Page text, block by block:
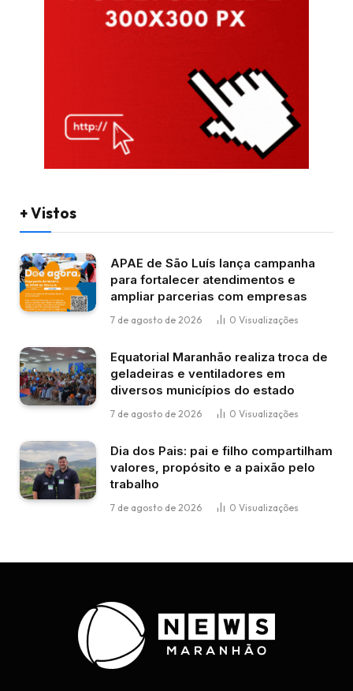
+ Vistos
APAE de São Luís lança campanha
para fortalecer atendimentos e
ampliar parcerias com empresas
7 de agosto de 2026 0 Visualizações
Equatorial Maranhão realiza troca de
geladeiras e ventiladores em
diversos municípios do estado
7 de agosto de 2026 0 Visualizações
Dia dos Pais: pai e filho compartilham
valores, propósito e a paixão pelo
trabalho
7 de agosto de 2026 0 Visualizações